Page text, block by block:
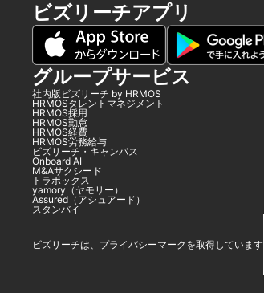
ビズリーチアプリ
グループサービス
社内版ビズリーチ by HRMOS
HRMOSタレントマネジメント
HRMOS採用
HRMOS勤怠
HRMOS経費
HRMOS労務給与
ビズリーチ・キャンパス
Onboard AI
M&Aサクシード
トラボックス
yamory（ヤモリー）
Assured（アシュアード）
スタンバイ
ビズリーチは、プライバシーマークを取得しています